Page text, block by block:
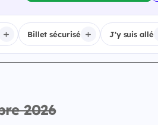
Billet sécurisé J'y suis allé
2026